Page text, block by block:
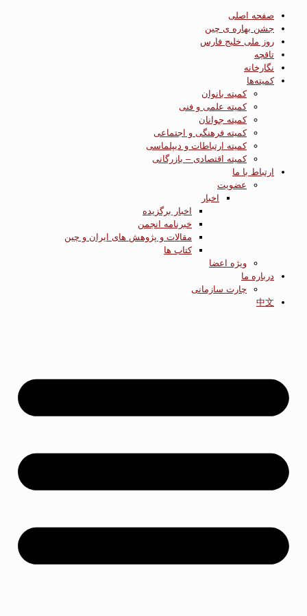
صفحه اصلی
جشن بهاره ی چین
روز ملی خلیج فارس
تاقچه
نگارخانه
کمیته‌ها
کمیته بانوان
کمیته علمی و فنی
کمیته جوانان
کمیته فرهنگی و اجتماعی
کمیته ارتباطات و دیپلماسی
کمیته اقتصادی – بازرگانی
ارتباط با ما
عضویت
اخبار
اخبار برگزیده
خبرنامه انجمن
مقالات و پژوهش های ایران و چین
کتاب ها
ویژه اعضا
درباره ما
چارت سازمانی
中文